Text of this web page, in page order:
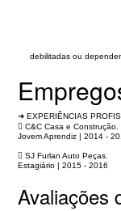
debilitadas ou
➜ EXPERIÊNCIAS
 C&C Casa e Construção.
Jovem Aprendiz | 2014 -
 SJ Furlan Auto Peças.
Estagiário | 2015 - 2016
Avaliações